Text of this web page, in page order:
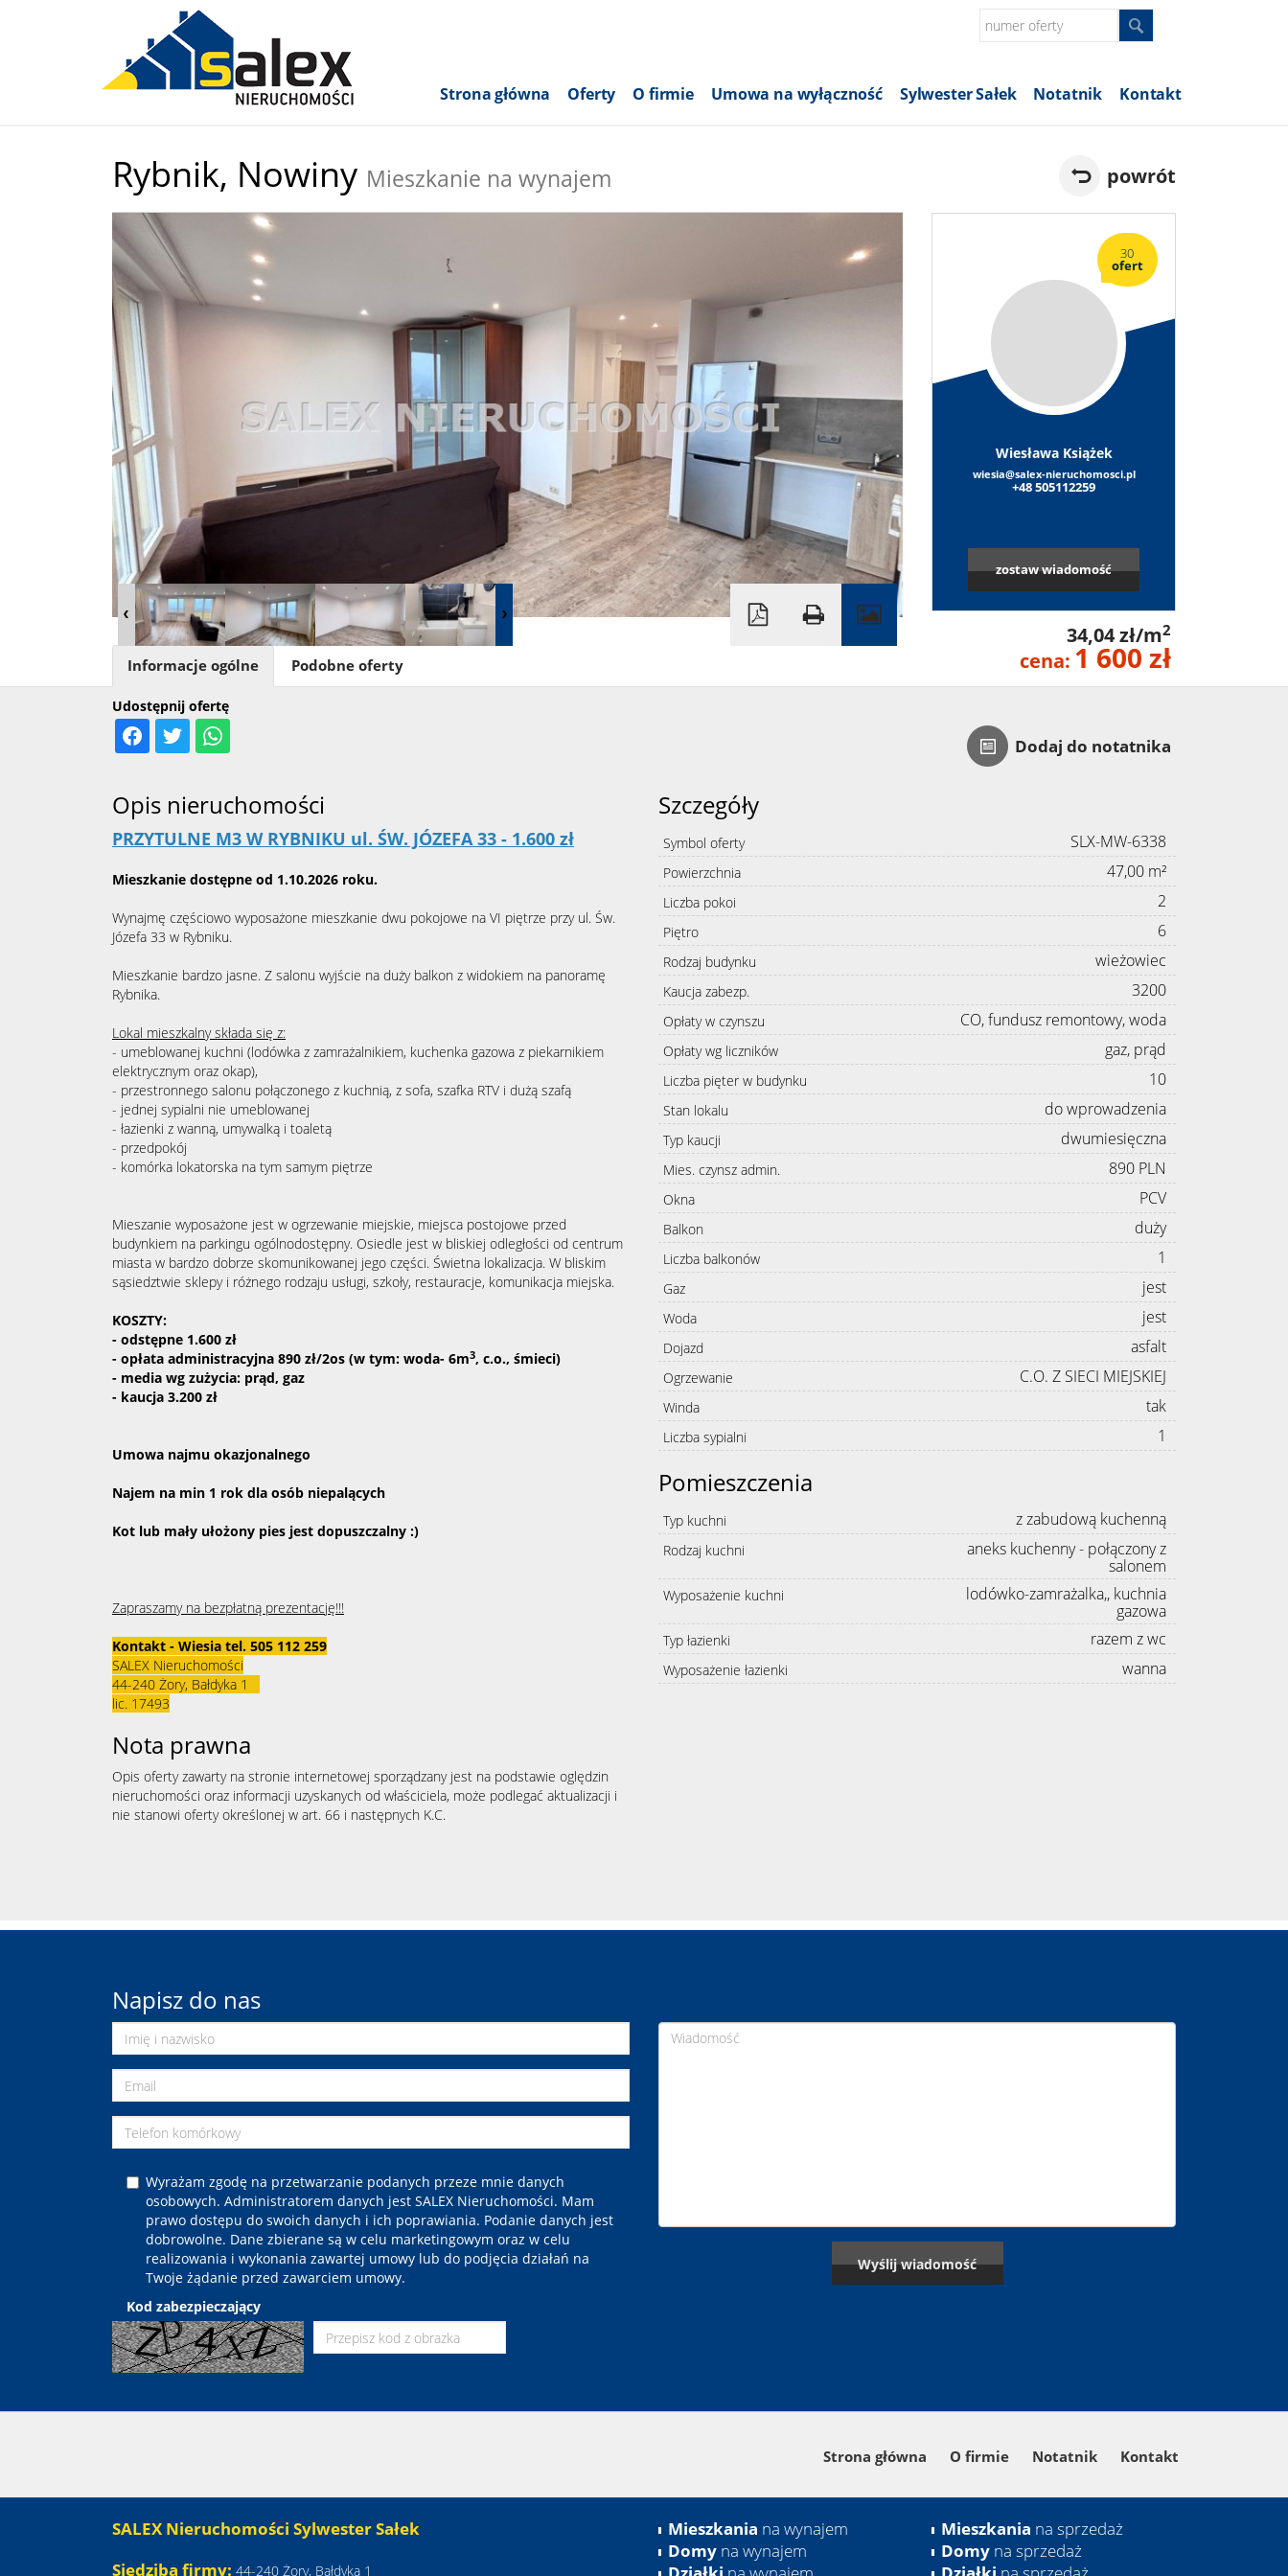
Strona główna Oferty O firmie Umowa na wyłączność Sylwester Sałek Notatnik Kontakt
Rybnik, Nowiny Mieszkanie na wynajem powrót
30
ofert
Wiesława Książek
wiesia@salex-nieruchomosci.pl
+48 505112259
zostaw wiadomość
34,04 zł/m2
cena: 1 600 zł
Dodaj do notatnika
Udostępnij ofertę
Informacje ogólne Podobne oferty
Opis nieruchomości
PRZYTULNE M3 W RYBNIKU ul. ŚW. JÓZEFA 33 - 1.600 zł
Mieszkanie dostępne od 1.10.2026 roku.
Wynajmę częściowo wyposażone mieszkanie dwu pokojowe na VI piętrze przy ul. Św.
Józefa 33 w Rybniku.
Mieszkanie bardzo jasne. Z salonu wyjście na duży balkon z widokiem na panoramę
Rybnika.
Lokal mieszkalny składa się z:
- umeblowanej kuchni (lodówka z zamrażalnikiem, kuchenka gazowa z piekarnikiem
elektrycznym oraz okap),
- przestronnego salonu połączonego z kuchnią, z sofa, szafka RTV i dużą szafą
- jednej sypialni nie umeblowanej
- łazienki z wanną, umywalką i toaletą
- przedpokój
- komórka lokatorska na tym samym piętrze
Mieszanie wyposażone jest w ogrzewanie miejskie, miejsca postojowe przed
budynkiem na parkingu ogólnodostępny. Osiedle jest w bliskiej odległości od centrum
miasta w bardzo dobrze skomunikowanej jego części. Świetna lokalizacja. W bliskim
sąsiedztwie sklepy i różnego rodzaju usługi, szkoły, restauracje, komunikacja miejska.
KOSZTY:
- odstępne 1.600 zł
- opłata administracyjna 890 zł/2os (w tym: woda- 6m3, c.o., śmieci)
- media wg zużycia: prąd, gaz
- kaucja 3.200 zł
Umowa najmu okazjonalnego
Najem na min 1 rok dla osób niepalących
Kot lub mały ułożony pies jest dopuszczalny :)
Zapraszamy na bezpłatną prezentację!!!
Kontakt - Wiesia tel. 505 112 259
SALEX Nieruchomości
44-240 Żory, Bałdyka 1
lic. 17493
Nota prawna
Opis oferty zawarty na stronie internetowej sporządzany jest na podstawie oględzin
nieruchomości oraz informacji uzyskanych od właściciela, może podlegać aktualizacji i
nie stanowi oferty określonej w art. 66 i następnych K.C.
Szczegóły
Symbol oferty SLX-MW-6338
Powierzchnia 47,00 m²
Liczba pokoi 2
Piętro 6
Rodzaj budynku wieżowiec
Kaucja zabezp. 3200
Opłaty w czynszu CO, fundusz remontowy, woda
Opłaty wg liczników gaz, prąd
Liczba pięter w budynku 10
Stan lokalu do wprowadzenia
Typ kaucji dwumiesięczna
Mies. czynsz admin. 890 PLN
Okna PCV
Balkon duży
Liczba balkonów 1
Gaz jest
Woda jest
Dojazd asfalt
Ogrzewanie C.O. Z SIECI MIEJSKIEJ
Winda tak
Liczba sypialni 1
Pomieszczenia
Typ kuchni z zabudową kuchenną
Rodzaj kuchni
aneks kuchenny - połączony z
salonem
Wyposażenie kuchni
lodówko-zamrażalka,, kuchnia
gazowa
Typ łazienki razem z wc
Wyposażenie łazienki wanna
Napisz do nas
Wyrażam zgodę na przetwarzanie podanych przeze mnie danych
osobowych. Administratorem danych jest SALEX Nieruchomości. Mam
prawo dostępu do swoich danych i ich poprawiania. Podanie danych jest
dobrowolne. Dane zbierane są w celu marketingowym oraz w celu
realizowania i wykonania zawartej umowy lub do podjęcia działań na
Twoje żądanie przed zawarciem umowy.
Kod zabezpieczający
Strona główna O firmie Notatnik Kontakt
SALEX Nieruchomości Sylwester Sałek
Siedziba firmy: 44-240 Żory, Bałdyka 1
Mieszkania na wynajem
Domy na wynajem
Mieszkania na sprzedaż
Domy na sprzedaż